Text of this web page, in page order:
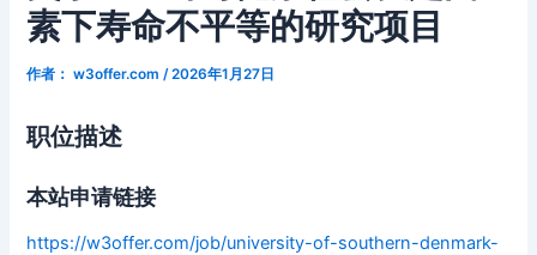
素下寿命不平等的研究项目
作者： w3offer.com /2026年1月27日
职位描述
本站申请链接
https://w3offer.com/job/university-of-southern-denmark-